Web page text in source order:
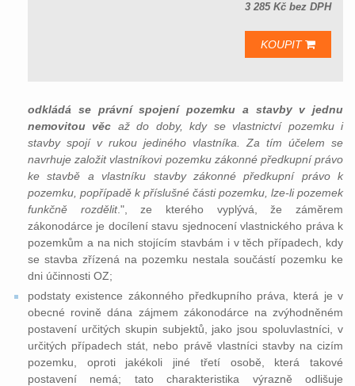
3 285 Kč bez DPH
KOUPIT
odkládá se právní spojení pozemku a stavby v jednu
nemovitou věc až do doby, kdy se vlastnictví pozemku i
stavby spojí v rukou jediného vlastníka. Za tím účelem se
navrhuje založit vlastníkovi pozemku zákonné předkupní právo
ke stavbě a vlastníku stavby zákonné předkupní právo k
pozemku, popřípadě k příslušné části pozemku, lze-li pozemek
funkčně rozdělit.", ze kterého vyplývá, že záměrem
zákonodárce je docílení stavu sjednocení vlastnického práva k
pozemkům a na nich stojícím stavbám i v těch případech, kdy
se stavba zřízená na pozemku nestala součástí pozemku ke
dni účinnosti OZ;
podstaty existence zákonného předkupního práva, která je v
obecné rovině dána zájmem zákonodárce na zvýhodněném
postavení určitých skupin subjektů, jako jsou spoluvlastníci, v
určitých případech stát, nebo právě vlastníci stavby na cizím
pozemku, oproti jakékoli jiné třetí osobě, která takové
postavení nemá; tato charakteristika výrazně odlišuje